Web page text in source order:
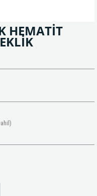
HEMATİT